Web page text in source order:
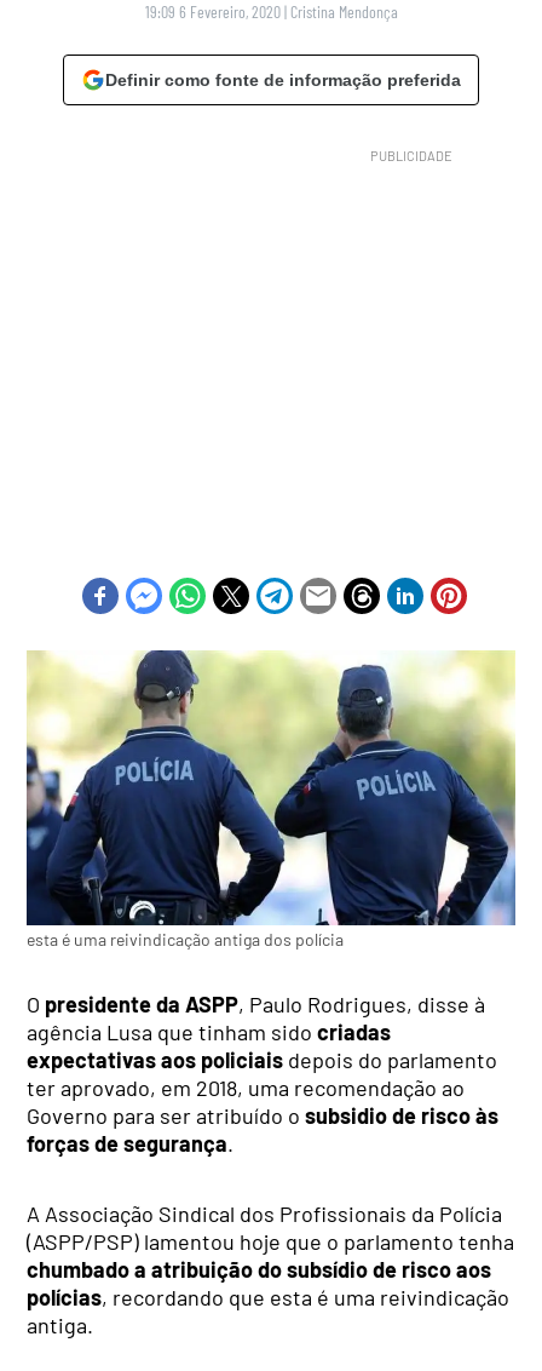
19:09 6 Fevereiro, 2020 | Cristina Mendonça
Definir como fonte de informação preferida
esta é uma reivindicação antiga dos polícia
O presidente da ASPP, Paulo Rodrigues, disse à
agência Lusa que tinham sidocriadas
expectativas aos policiais depois do parlamento
ter aprovado, em 2018, uma recomendação ao
Governo para ser atribuído osubsidio de risco às
forças de segurança.
A Associação Sindical dos Profissionais da Polícia
(ASPP/PSP) lamentou hoje que o parlamento tenha
chumbado a atribuição do subsídio de risco aos
polícias, recordando que esta é uma reivindicação
antiga.